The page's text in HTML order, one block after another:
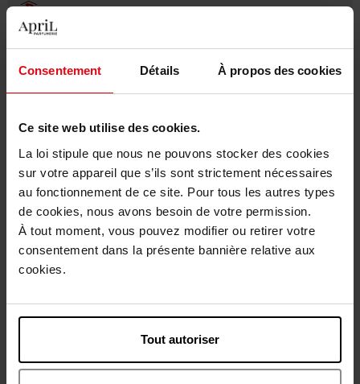
Consentement Détails À propos des cookies
Ce site web utilise des cookies.
La loi stipule que nous ne pouvons stocker des cookies
sur votre appareil que s’ils sont strictement nécessaires
au fonctionnement de ce site. Pour tous les autres types
de cookies, nous avons besoin de votre permission.
À tout moment, vous pouvez modifier ou retirer votre
consentement dans la présente bannière relative aux
cookies.
Tout autoriser
Gratis retour in je winkelpunt
Gratis verpakking
Gebruiksadvies
Karakteristieken
Review Beleid inzake klantbeoordelingen
Nog iets vergeten ?